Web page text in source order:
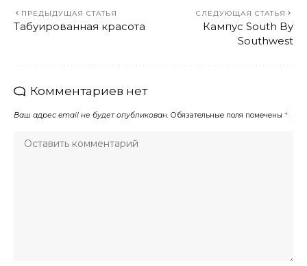
ПРЕДЫДУЩАЯ СТАТЬЯ
Табуированная красота
СЛЕДУЮЩАЯ СТАТЬЯ
Кампус South By
Southwest
Комментариев нет
Ваш адрес email не будет опубликован. Обязательные поля помечены *